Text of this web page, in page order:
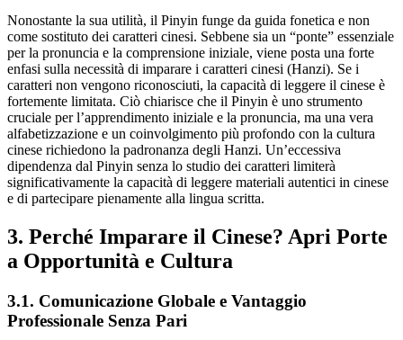
Nonostante la sua utilità, il Pinyin funge da guida fonetica e non
come sostituto dei caratteri cinesi. Sebbene sia un “ponte” essenziale
per la pronuncia e la comprensione iniziale, viene posta una forte
enfasi sulla necessità di imparare i caratteri cinesi (Hanzi). Se i
caratteri non vengono riconosciuti, la capacità di leggere il cinese è
fortemente limitata. Ciò chiarisce che il Pinyin è uno strumento
cruciale per l’apprendimento iniziale e la pronuncia, ma una vera
alfabetizzazione e un coinvolgimento più profondo con la cultura
cinese richiedono la padronanza degli Hanzi. Un’eccessiva
dipendenza dal Pinyin senza lo studio dei caratteri limiterà
significativamente la capacità di leggere materiali autentici in cinese
e di partecipare pienamente alla lingua scritta.
3. Perché Imparare il Cinese? Apri Porte
a Opportunità e Cultura
3.1. Comunicazione Globale e Vantaggio
Professionale Senza Pari